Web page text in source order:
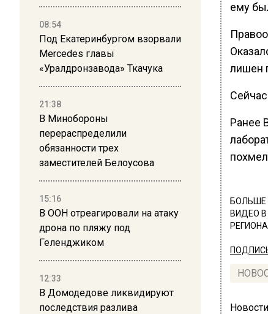
08:54
Под Екатеринбургом взорвали
Mercedes главы
«Уралдронзавода» Ткачука
21:38
В Минобороны
перераспределили
обязанности трех
заместителей Белоусова
15:16
В ООН отреагировали на атаку
дрона по пляжу под
Геленджиком
12:33
В Домодедове ликвидируют
последствия разлива
ему
лишен
Ранее
БОЛЬШЕ
ВИДЕО